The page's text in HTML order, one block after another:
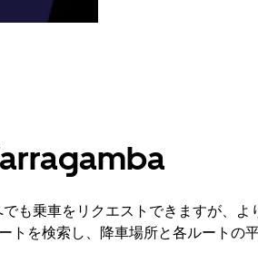
も乗車をリクエストできますが、よ
トを検索し、降車場所と各ルートの